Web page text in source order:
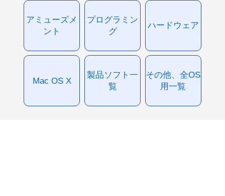
アミューズメ
ント
プログラミン
グ
ハードウェア
Mac OS X
製品ソフト一
覧
その他、全OS
用一覧